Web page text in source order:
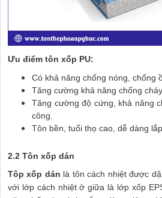
Ưu điểm tôn xốp PU:
Có khả năng chống nóng, chống
Tăng cường khả năng chống
Tăng cường độ cứng, khả năng
công.
Tôn bền, tuổi thọ cao, dễ dàng
2.2 Tôn xốp dán
Tôp xốp dán là tôn cách nhiệt được
với lớp cách nhiệt ở giữa là lớp xốp